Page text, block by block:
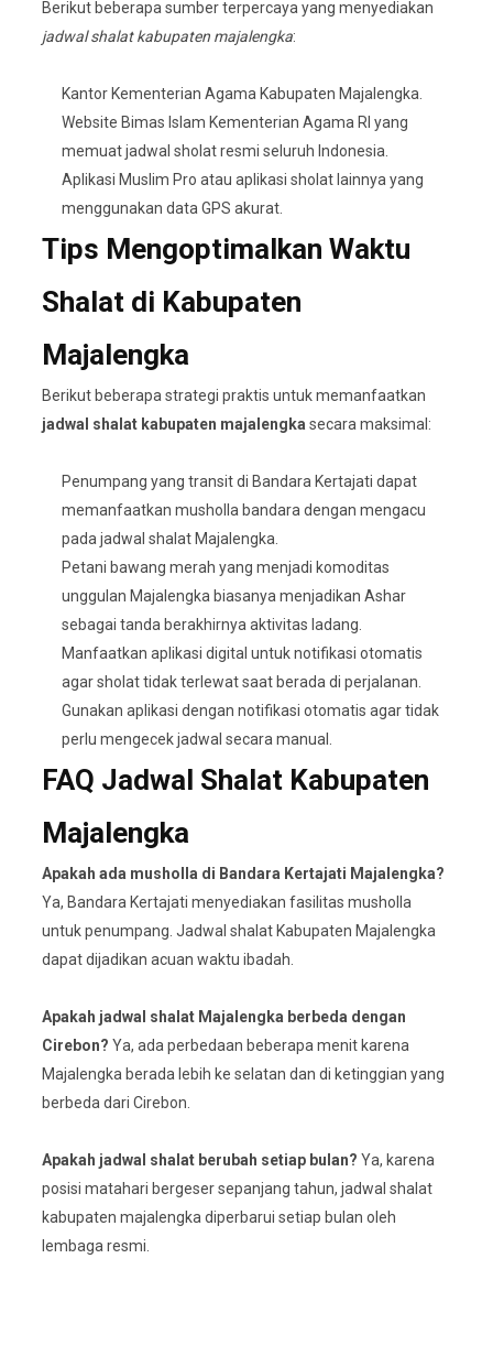
Berikut beberapa sumber terpercaya yang menyediakan
jadwal shalat kabupaten majalengka:
Kantor Kementerian Agama Kabupaten Majalengka.
Website Bimas Islam Kementerian Agama RI yang
memuat jadwal sholat resmi seluruh Indonesia.
Aplikasi Muslim Pro atau aplikasi sholat lainnya yang
menggunakan data GPS akurat.
Tips Mengoptimalkan Waktu
Shalat di Kabupaten
Majalengka
Berikut beberapa strategi praktis untuk memanfaatkan
jadwal shalat kabupaten majalengka secara maksimal:
Penumpang yang transit di Bandara Kertajati dapat
memanfaatkan musholla bandara dengan mengacu
pada jadwal shalat Majalengka.
Petani bawang merah yang menjadi komoditas
unggulan Majalengka biasanya menjadikan Ashar
sebagai tanda berakhirnya aktivitas ladang.
Manfaatkan aplikasi digital untuk notifikasi otomatis
agar sholat tidak terlewat saat berada di perjalanan.
Gunakan aplikasi dengan notifikasi otomatis agar tidak
perlu mengecek jadwal secara manual.
FAQ Jadwal Shalat Kabupaten
Majalengka
Apakah ada musholla di Bandara Kertajati Majalengka?
Ya, Bandara Kertajati menyediakan fasilitas musholla
untuk penumpang. Jadwal shalat Kabupaten Majalengka
dapat dijadikan acuan waktu ibadah.
Apakah jadwal shalat Majalengka berbeda dengan
Cirebon? Ya, ada perbedaan beberapa menit karena
Majalengka berada lebih ke selatan dan di ketinggian yang
berbeda dari Cirebon.
Apakah jadwal shalat berubah setiap bulan? Ya, karena
posisi matahari bergeser sepanjang tahun, jadwal shalat
kabupaten majalengka diperbarui setiap bulan oleh
lembaga resmi.